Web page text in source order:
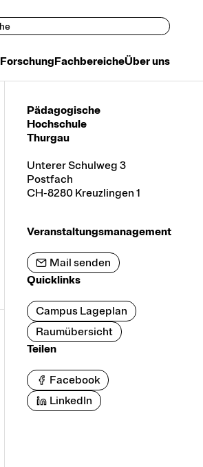
ForschungFachbereicheÜber uns
Suchen
Pädagogische
Hochschule
Thurgau
Unterer Schulweg 3
Postfach
CH-8280 Kreuzlingen 1
Veranstaltungsmanagement
Mail senden
Quicklinks
Campus Lageplan
Raumübersicht
Teilen
Facebook
LinkedIn